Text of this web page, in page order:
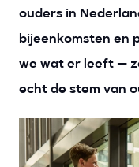
ouders in
bijeenkomsten en
we wat er leeft —
echt de stem van